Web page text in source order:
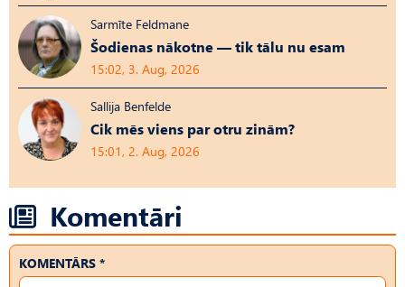
Sarmīte Feldmane
Šodienas nākotne — tik tālu nu esam
15:02, 3. Aug, 2026
Sallija Benfelde
Cik mēs viens par otru zinām?
15:01, 2. Aug, 2026
Komentāri
KOMENTĀRS *